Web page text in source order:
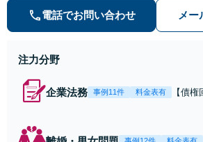
解決まで弁
ーディーに
電話でお問い合わせ メー
注力分野
企業法務 事例11件 料金表有
【債
のトラ